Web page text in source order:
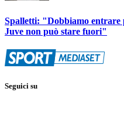
Spalletti: "Dobbiamo entrare
Juve non può stare fuori"
Seguici su